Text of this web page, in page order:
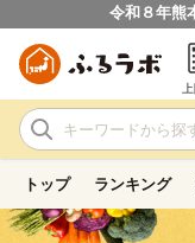
令和８年熊
トップ ランキング